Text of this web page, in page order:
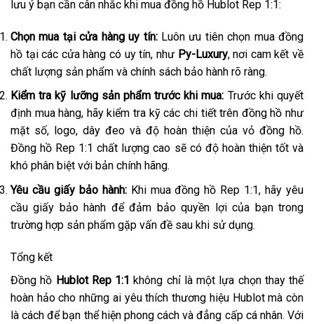
lưu ý bạn cần cân nhắc khi mua đồng hồ Hublot Rep 1:1:
Chọn mua tại cửa hàng uy tín:Luôn ưu tiên chọn mua đồng
hồ tại các cửa hàng có uy tín, như Py-Luxury, nơi cam kết về
chất lượng sản phẩm và chính sách bảo hành rõ ràng.
Kiểm tra kỹ lưỡng sản phẩm trước khi mua: Trước khi quyết
định mua hàng, hãy kiểm tra kỹ các chi tiết trên đồng hồ như
mặt số, logo, dây đeo và độ hoàn thiện của vỏ đồng hồ.
Đồng hồ Rep 1:1 chất lượng cao sẽ có độ hoàn thiện tốt và
khó phân biệt với bản chính hãng.
Yêu cầu giấy bảo hành:Khi mua đồng hồ Rep 1:1, hãy yêu
cầu giấy bảo hành để đảm bảo quyền lợi của bạn trong
trường hợp sản phẩm gặp vấn đề sau khi sử dụng.
Tổng kết
Đồng hồ Hublot Rep 1:1 không chỉ là một lựa chọn thay thế
hoàn hảo cho những ai yêu thích thương hiệu Hublot mà còn
là cách để bạn thể hiện phong cách và đẳng cấp cá nhân. Với